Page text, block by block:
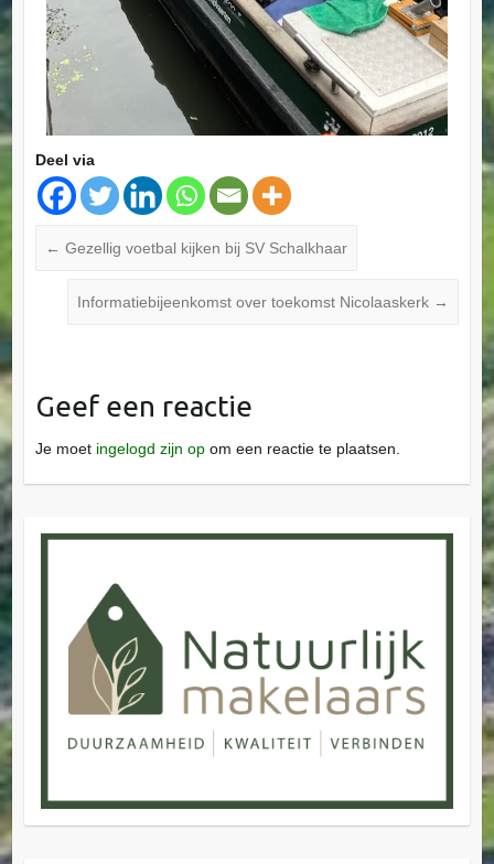
Deel via
← Gezellig voetbal kijken bij SV Schalkhaar
Informatiebijeenkomst over toekomst Nicolaaskerk →
Geef een reactie
Je moet ingelogd zijn opom een reactie te plaatsen.